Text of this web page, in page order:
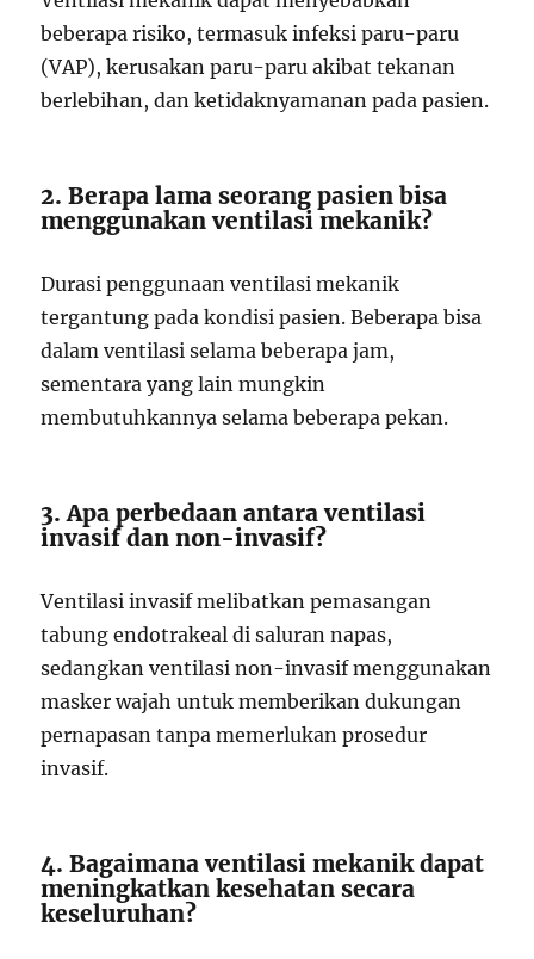
beberapa risiko, termasuk infeksi paru-paru
(VAP), kerusakan paru-paru akibat tekanan
berlebihan, dan ketidaknyamanan pada pasien.
2. Berapa lama seorang pasien bisa
menggunakan ventilasi mekanik?
Durasi penggunaan ventilasi mekanik
tergantung pada kondisi pasien. Beberapa bisa
dalam ventilasi selama beberapa jam,
sementara yang lain mungkin
membutuhkannya selama beberapa pekan.
3. Apa perbedaan antara ventilasi
invasif dan non-invasif?
Ventilasi invasif melibatkan pemasangan
tabung endotrakeal di saluran napas,
sedangkan ventilasi non-invasif menggunakan
masker wajah untuk memberikan dukungan
pernapasan tanpa memerlukan prosedur
invasif.
4. Bagaimana ventilasi mekanik dapat
meningkatkan kesehatan secara
keseluruhan?